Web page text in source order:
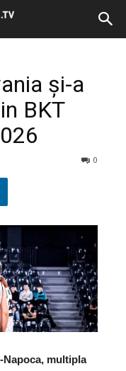
și-a
BKT
0
multipla